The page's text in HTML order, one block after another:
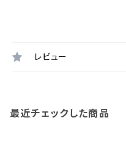
レビュー
最近チェックした商品